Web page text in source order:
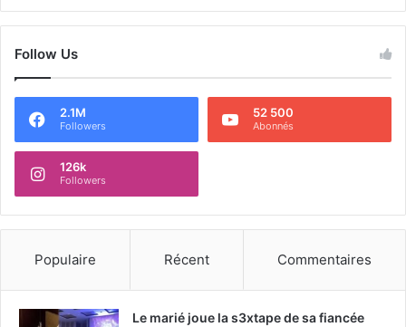
Follow Us
2.1M
Followers
52 500
Abonnés
126k
Followers
Populaire Récent Commentaires
Le marié joue la s3xtape de sa fiancée